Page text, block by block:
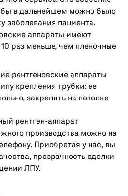
в дальнейшем можно было
заболевания пациента.
аппараты имеют
10 раз меньше, чем пленочные
рентгеновские аппараты
крепления трубки: ее
закрепить на потолке
рентген-аппарат
производства можно на
Приобретая у нас, вы
прозрачность сделки
ЛПУ.